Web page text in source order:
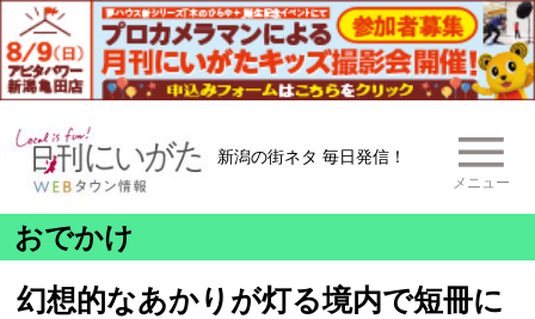
新潟の街ネタ 毎日発信！
メニュー
おでかけ
幻想的なあかりが灯る境内で短冊に